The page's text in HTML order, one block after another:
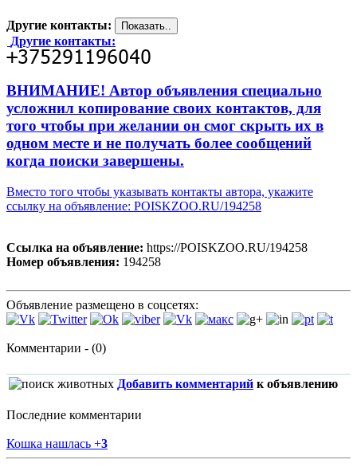
Другие контакты:
Другие контакты:
ВНИМАНИЕ! Автор объявления специально
усложнил копирование своих контактов, для
того чтобы при желании он смог скрыть их в
одном месте и не получать более сообщений
когда поиски завершены.
Вместо того чтобы указывать контакты автора, укажите
ссылку на объявление: POISKZOO.RU/194258
Ссылка на объявление: https://POISKZOO.RU/194258
Номер объявления: 194258
Объявление размещено в соцсетях:
Комментарии - (0)
Добавить комментарий к объявлению
Последние комментарии
Кошка нашлась +3